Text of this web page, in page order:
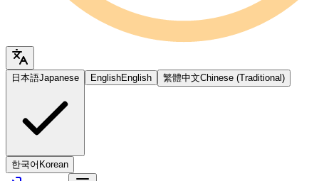
日本語Japanese EnglishEnglish 繁體中文Chinese (Traditional)
한국어 Korean